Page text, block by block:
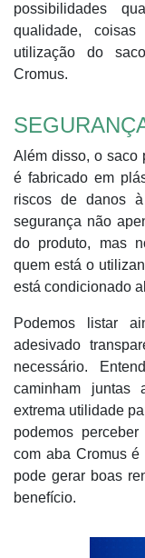
possibilidades
qualidade,
utilização do
Cromus.
Além disso, o saco
é fabricado em
riscos de danos à
segurança não
do produto, mas
quem está o
está condicionado
Podemos listar
adesivado
necessário.
caminham juntas
extrema utilidade
podemos
com aba Cromus
pode gerar boas
benefício.